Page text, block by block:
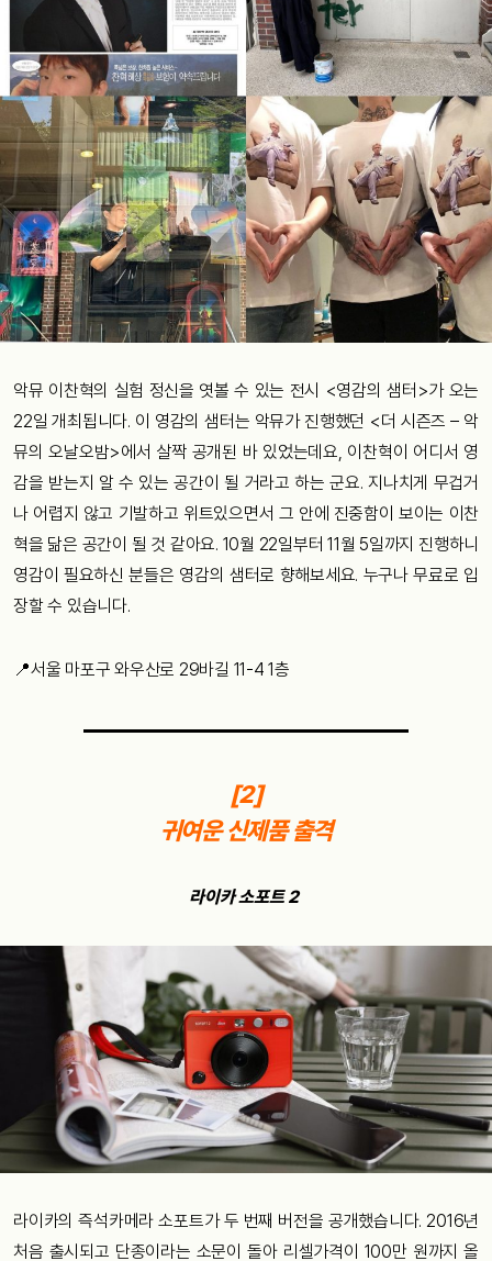
악뮤 이찬혁의 실험 정신을 엿볼 수 있는 전시 <영감의 샘터>가 오는
22일 개최됩니다. 이 영감의 샘터는 악뮤가 진행했던 <더 시즌즈 – 악
뮤의 오날오밤>에서 살짝 공개된 바 있었는데요, 이찬혁이 어디서 영
감을 받는지 알 수 있는 공간이 될 거라고 하는 군요. 지나치게 무겁거
나 어렵지 않고 기발하고 위트있으면서 그 안에 진중함이 보이는 이찬
혁을 닮은 공간이 될 것 같아요. 10월 22일부터 11월 5일까지 진행하니
영감이 필요하신 분들은 영감의 샘터로 향해보세요. 누구나 무료로 입
장할 수 있습니다.
📍서울 마포구 와우산로 29바길 11-4 1층
[2]
귀여운 신제품 출격
라이카 소포트 2
라이카의 즉석카메라 소포트가 두 번째 버전을 공개했습니다. 2016년
처음 출시되고 단종이라는 소문이 돌아 리셀가격이 100만 원까지 올